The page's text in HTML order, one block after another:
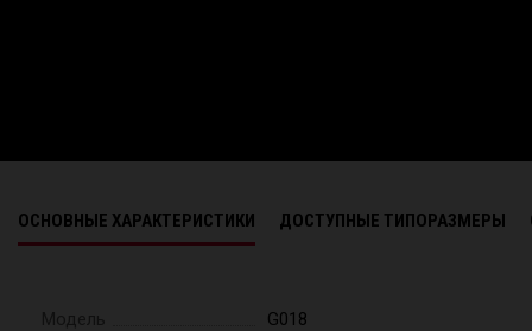
ОСНОВНЫЕ ХАРАКТЕРИСТИКИ ДОСТУПНЫЕ ТИПОРАЗМЕРЫ
G018